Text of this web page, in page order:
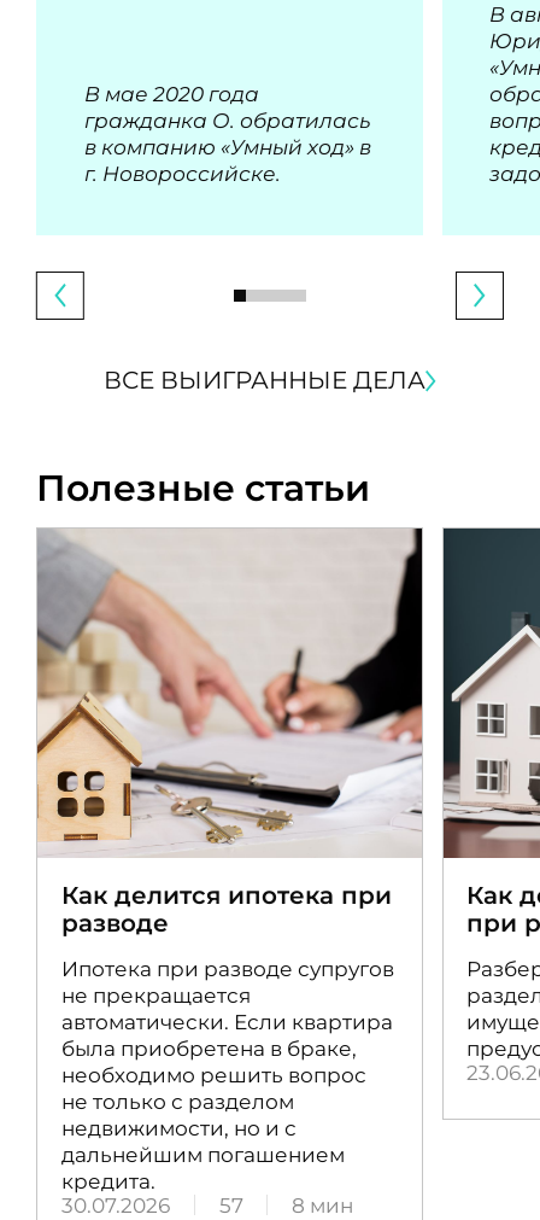
В мае 2020 года
гражданка О. обратилась
в компанию «Умный ход» в
г. Новороссийске.
В
ВСЕ ВЫИГРАННЫЕ ДЕЛА
Полезные статьи
Как делится ипотека при
разводе
Ипотека при разводе супругов
не прекращается
автоматически. Если квартира
была приобретена в браке,
необходимо решить вопрос
не только с разделом
недвижимости, но и с
дальнейшим погашением
кредита.
30.07.2026
57 8 мин
Как
при